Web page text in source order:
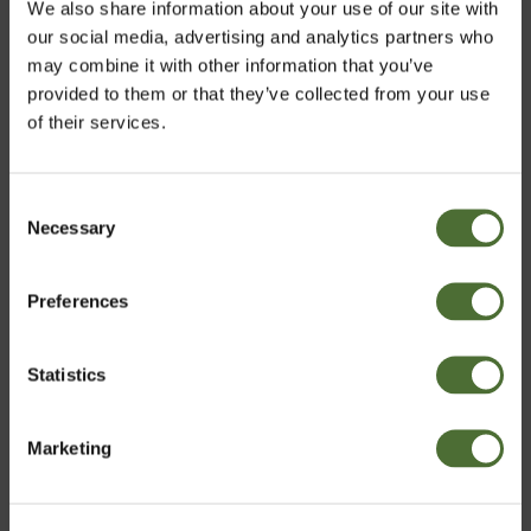
We also share information about your use of our site with
our social media, advertising and analytics partners who
may combine it with other information that you’ve
provided to them or that they’ve collected from your use
of their services.
Selection
Necessary
Preferences
Statistics
Marketing
•Alteromonas-uute, meriperäinen polysakkaridi auttaa
taistelemaan hiusjuonteita ja ryppyjä vastaan.
Solmulevä (Ascophyllum nodosum) ja ruskolevä
kosteuttavaa hyaluronihappoa ja C-vitamiinia, joka
sisältää antioksidantteja. Ravitseva lipidiemulsio ja
rentouttavat ja rauhoittavat ihoa.